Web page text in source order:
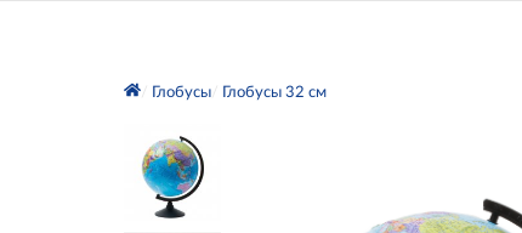
Глобусы Глобусы 32 см